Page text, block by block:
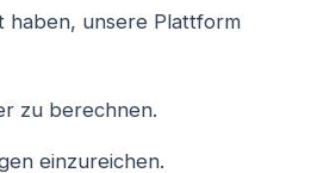
haben, unsere Plattform
zu berechnen.
einzureichen.